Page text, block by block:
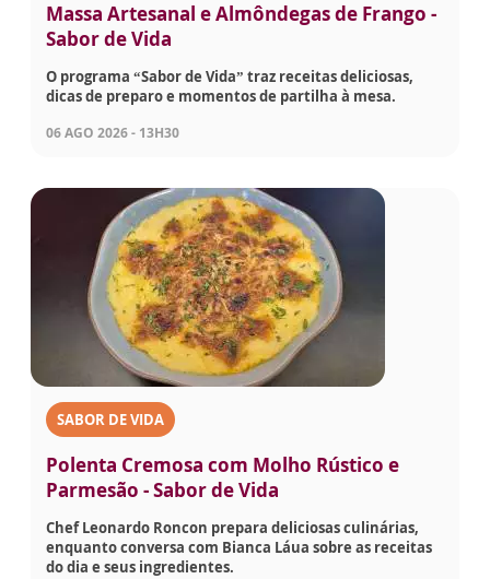
Massa Artesanal e Almôndegas de Frango -
Sabor de Vida
O programa “Sabor de Vida” traz receitas deliciosas,
dicas de preparo e momentos de partilha à mesa.
06 AGO 2026 - 13H30
SABOR DE VIDA
Polenta Cremosa com Molho Rústico e
Parmesão - Sabor de Vida
Chef Leonardo Roncon prepara deliciosas culinárias,
enquanto conversa com Bianca Láua sobre as receitas
do dia e seus ingredientes.